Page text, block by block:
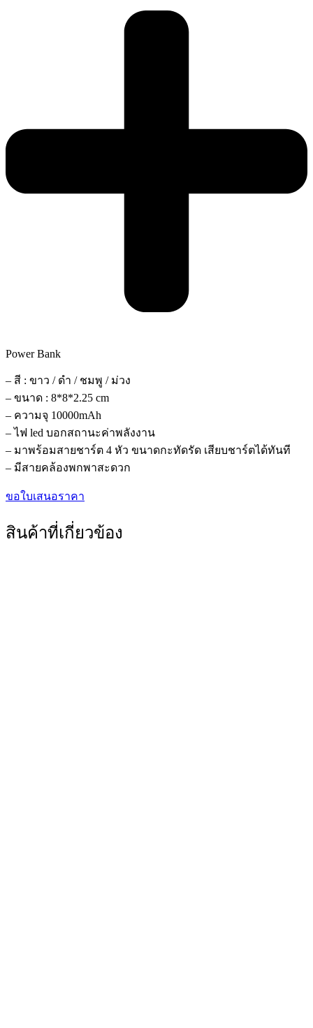
Power Bank
– สี : ขาว / ดำ / ชมพู / ม่วง
– ขนาด : 8*8*2.25 cm
– ความจุ 10000mAh
– ไฟ led บอกสถานะค่าพลังงาน
– มาพร้อมสายชาร์ต 4 หัว ขนาดกะทัดรัด เสียบชาร์ตได้ทันที
– มีสายคล้องพกพาสะดวก
ขอใบเสนอราคา
สินค้าที่เกี่ยวข้อง